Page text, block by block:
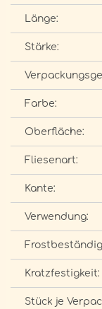
Länge:
Stärke:
Farbe:
Oberfläche:
Fliesenart:
Kante:
Verwendung:
Kratzfestigkeit:
Stück je